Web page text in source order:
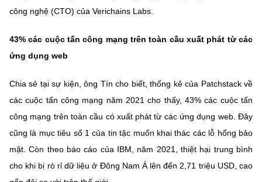
công nghệ (CTO) của Verichains Labs.
43% các cuộc tấn công mạng trên toàn cầu xuất phát từ các
ứng dụng web
Chia sẻ tại sự kiện, ông Tín cho biết, thống kê của Patchstack về
các cuộc tấn công mạng năm 2021 cho thấy, 43% các cuộc tấn
công mạng trên toàn cầu có xuất phát từ các ứng dụng web. Đây
cũng là mục tiêu số 1 của tin tặc muốn khai thác các lỗ hổng bảo
mật. Còn theo báo cáo của IBM, năm 2021, thiệt hại trung bình
cho khi bị rò rỉ dữ liệu ở Đông Nam Á lên đến 2,71 triệu USD, cao